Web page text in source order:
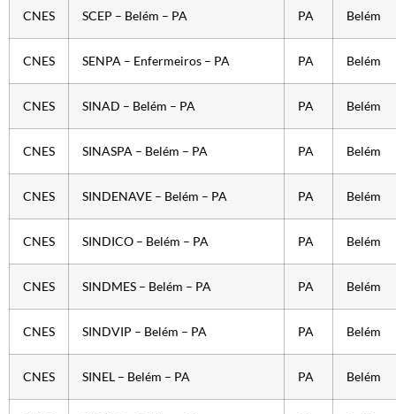
CNES SCEP – Belém – PA PA Belém
CNES SENPA – Enfermeiros – PA PA Belém
CNES SINAD – Belém – PA PA Belém
CNES SINASPA – Belém – PA PA Belém
CNES SINDENAVE – Belém – PA PA Belém
CNES SINDICO – Belém – PA PA Belém
CNES SINDMES – Belém – PA PA Belém
CNES SINDVIP – Belém – PA PA Belém
CNES SINEL – Belém – PA PA Belém